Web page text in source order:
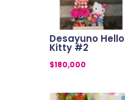
Desayuno Hello
Kitty #2
$180,000